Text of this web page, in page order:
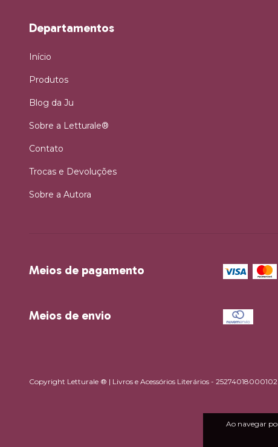
Ao navegar
Departamentos
Início
Produtos
Blog da Ju
Sobre a Letturale®
Contato
Trocas e Devoluções
Sobre a Autora
Meios de pagamento
Meios de envio
Copyright Letturale ® | Livros e Acessórios Literários - 25274018000102